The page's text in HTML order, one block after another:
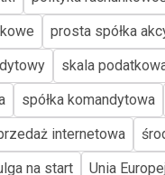
prosta spółka
skala
spółka komandytowa
internetowa
na start
Unia